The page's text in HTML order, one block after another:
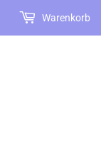
Warenkorb